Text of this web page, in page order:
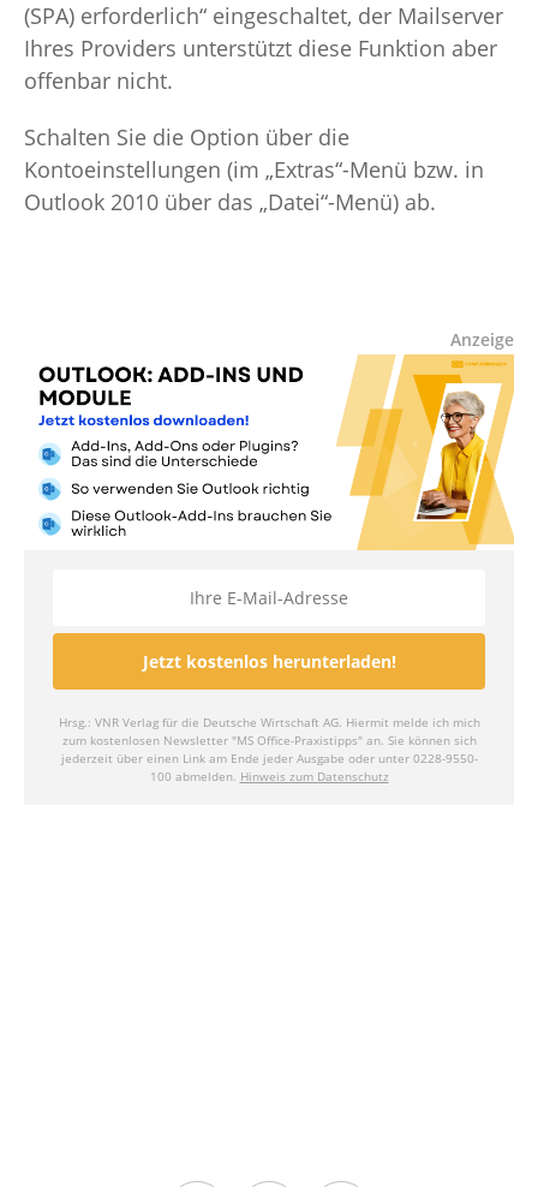
(SPA) erforderlich“ eingeschaltet, der Mailserver
Ihres Providers unterstützt diese Funktion aber
offenbar nicht.
Schalten Sie die Option über die
Kontoeinstellungen (im „Extras“-Menü bzw. in
Outlook 2010 über das „Datei“-Menü) ab.